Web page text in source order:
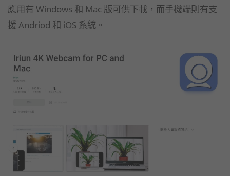
應用有 Windows 和 Mac 版可供下載，而手機端則有支
援 Andriod 和 iOS 系統。